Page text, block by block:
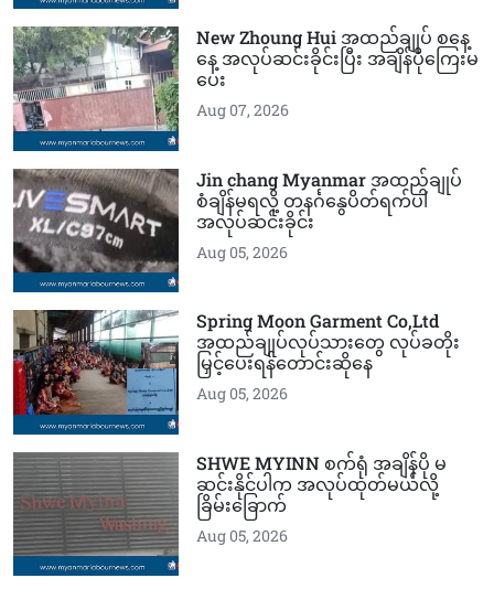
New Zhoung Hui အထည်ချုပ် စနေ့
နေ့ အလုပ်ဆင်းခိုင်းပြီး အချိန်ပိုကြေးမ
ပေး
Aug 07, 2026
Jin chang Myanmar အထည်ချုပ်
စံချိန်မရလို့ တနင်္ဂနွေပိတ်ရက်ပါ
အလုပ်ဆင်းခိုင်း
Aug 05, 2026
Spring Moon Garment Co,Ltd
အထည်ချုပ်လုပ်သားတွေ လုပ်ခတိုး
မြှင့်ပေးရန်တောင်းဆိုနေ
Aug 05, 2026
SHWE MYINN စက်ရုံ အချိန်ပို မ
ဆင်းနိုင်ပါက အလုပ်ထုတ်မယ်လို့
ခြိမ်းခြောက်
Aug 05, 2026